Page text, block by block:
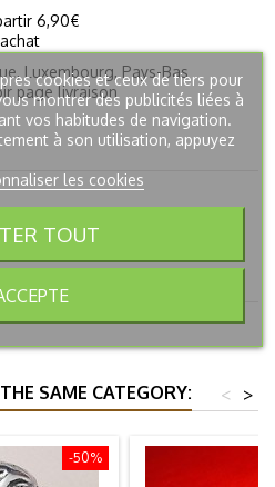
6,90€
Luxembourg, Pays-Bas
page livraison
SAME CATEGORY: >
<
-50%
cookies et ceux de tiers pour
montrer des publicités liées à
vos habitudes de navigation.
à son utilisation, appuyez
les cookies
TOUT